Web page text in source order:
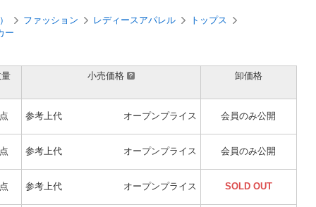
ファッション レディースアパレル
トップス
ー
小売価格 卸価格
参考上代 オープンプライス 会員のみ公開
参考上代 オープンプライス 会員のみ公開
参考上代 オープンプライス SOLD OUT